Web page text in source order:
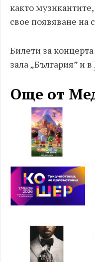
както
свое появяване на
Билети за
зала „България” и в
Още от